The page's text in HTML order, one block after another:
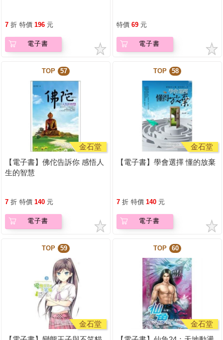
7 折 特價 196 元
電子書
特價 69 元
電子書
TOP 57
金石堂
【電子書】佛佗告訴你 感悟人
生的智慧
7 折 特價 140 元
電子書
TOP 58
金石堂
【電子書】學會選擇 懂的放棄
7 折 特價 140 元
電子書
TOP 59
金石堂
TOP 60
金石堂